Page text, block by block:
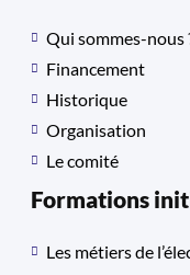
Qui sommes-nous
Financement
Historique
Organisation
Le comité
Formations
Les métiers de